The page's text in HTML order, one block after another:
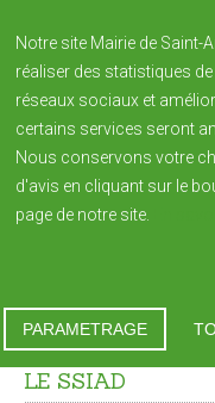
Histoire de la Ville
Patrimoine
Vous êtes ici :Accueil
LE SSIAD
Notre site Mairie de
réaliser des statistiques
réseaux sociaux et
certains services seront
Nous conservons votre
d'avis en cliquant sur le
page de notre site.
PARAMETRAGE